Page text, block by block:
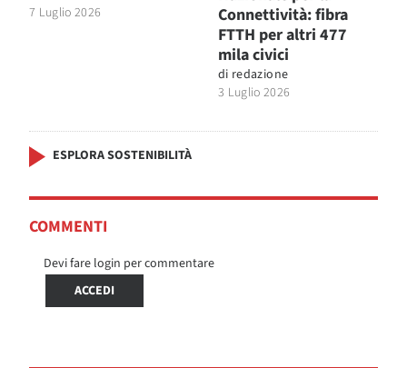
7 Luglio 2026
Connettività: fibra
FTTH per altri 477
mila civici
di redazione
3 Luglio 2026
ESPLORA SOSTENIBILITÀ
COMMENTI
Devi fare login per commentare
ACCEDI